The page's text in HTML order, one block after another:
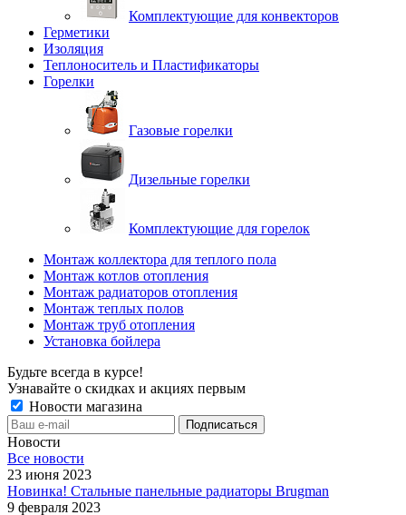
Комплектующие для конвекторов
Герметики
Изоляция
Теплоноситель и Пластификаторы
Горелки
Газовые горелки
Дизельные горелки
Комплектующие для горелок
Монтаж коллектора для теплого пола
Монтаж котлов отопления
Монтаж радиаторов отопления
Монтаж теплых полов
Монтаж труб отопления
Установка бойлера
Будьте всегда в курсе!
Узнавайте о скидках и акциях первым
Новости магазина
Новости
Все новости
23 июня 2023
Новинка! Стальные панельные радиаторы Brugman
9 февраля 2023